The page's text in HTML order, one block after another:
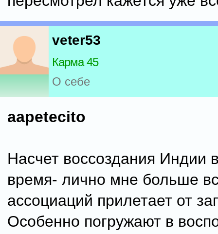
veter53
Карма 45
О себе
aapetecito
Насчет воссоздания Индии
время- лично мне больше
ассоциаций прилетает от
Особенно погружают в